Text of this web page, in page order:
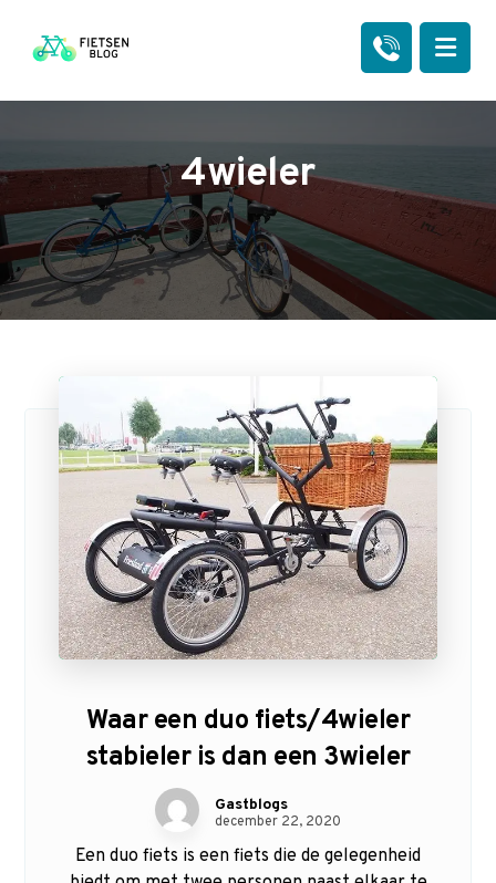
4wieler
Waar een duo fiets/4wieler
stabieler is dan een 3wieler
Gastblogs
december 22, 2020
Een duo fiets is een fiets die de gelegenheid